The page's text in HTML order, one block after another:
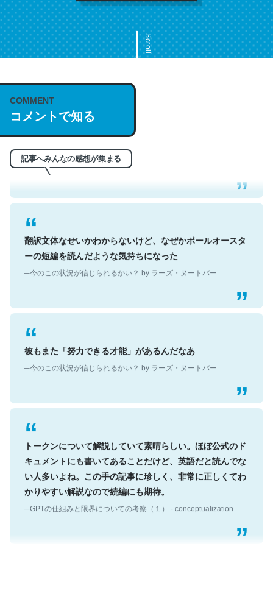
Scroll
COMMENT
コメントで知る
記事へみんなの感想が集まる
これは名文。彼はとてもクレバーなんだろうなと凄く思
う。英語少しでも読める人は原文もお勧め。自分はこの流
─今のこの状況が信じられるかい？ by ラーズ・ヌートバー
翻訳文体なせいかわからないけど、なぜかポールオースタ
ーの短編を読んだような気持ちになった
─今のこの状況が信じられるかい？ by ラーズ・ヌートバー
彼もまた「努力できる才能」があるんだなあ
─今のこの状況が信じられるかい？ by ラーズ・ヌートバー
トークンについて解説していて素晴らしい。ほぼ公式のド
キュメントにも書いてあることだけど、英語だと読んでな
い人多いよね。この手の記事に珍しく、非常に正しくてわ
かりやすい解説なので続編にも期待。
─GPTの仕組みと限界についての考察（１） - conceptualization